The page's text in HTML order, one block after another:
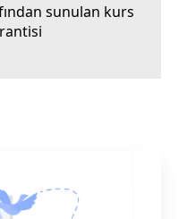
sunulan kurs